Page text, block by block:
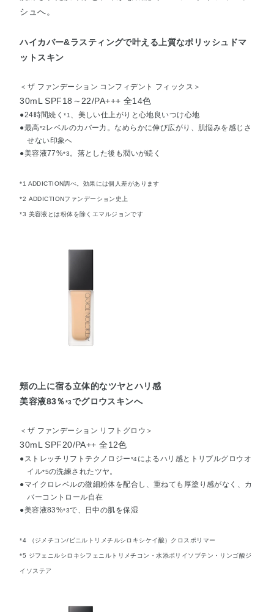
シュへ。
ハイカバー&ラスティングで叶える上質なポリッシュドマ
ットスキン
＜ザ ファンデーション コンフィデント フィックス＞
30mL SPF18～22/PA+++ 全14色
●24時間続く*1 、美しい仕上がりと心地良いつけ心地
●最高*2レベルのカバー力。なめらかに伸び広がり、肌悩みを感じさ
せない印象へ
●美容液77%*3。落とした後も潤いが続く
*1 ADDICTION調べ。効果には個人差があります
*2 ADDICTIONファンデーション史上
*3 美容液とは粉体を除くエマルジョンです
頬の上に宿る立体的なツヤとハリ感
美容液83％*3でグロウスキンへ
＜ザ ファンデーション リフトグロウ＞
30mL SPF20/PA++ 全12色
●ストレッチリフトテクノロジー*4によるハリ感とトリプルグロウオ
イル*5の洗練されたツヤ。
●マイクロレベルの微細粉体を配合し、重ねても厚塗り感がなく、カ
バーコントロール自在
●美容液83%*3で、日中の肌を保湿
*4 （ジメチコン/ビニルトリメチルシロキシケイ酸）クロスポリマー
*5 ジフェニルシロキシフェニルトリメチコン・水添ポリイソブテン・リンゴ酸ジ
イソステア